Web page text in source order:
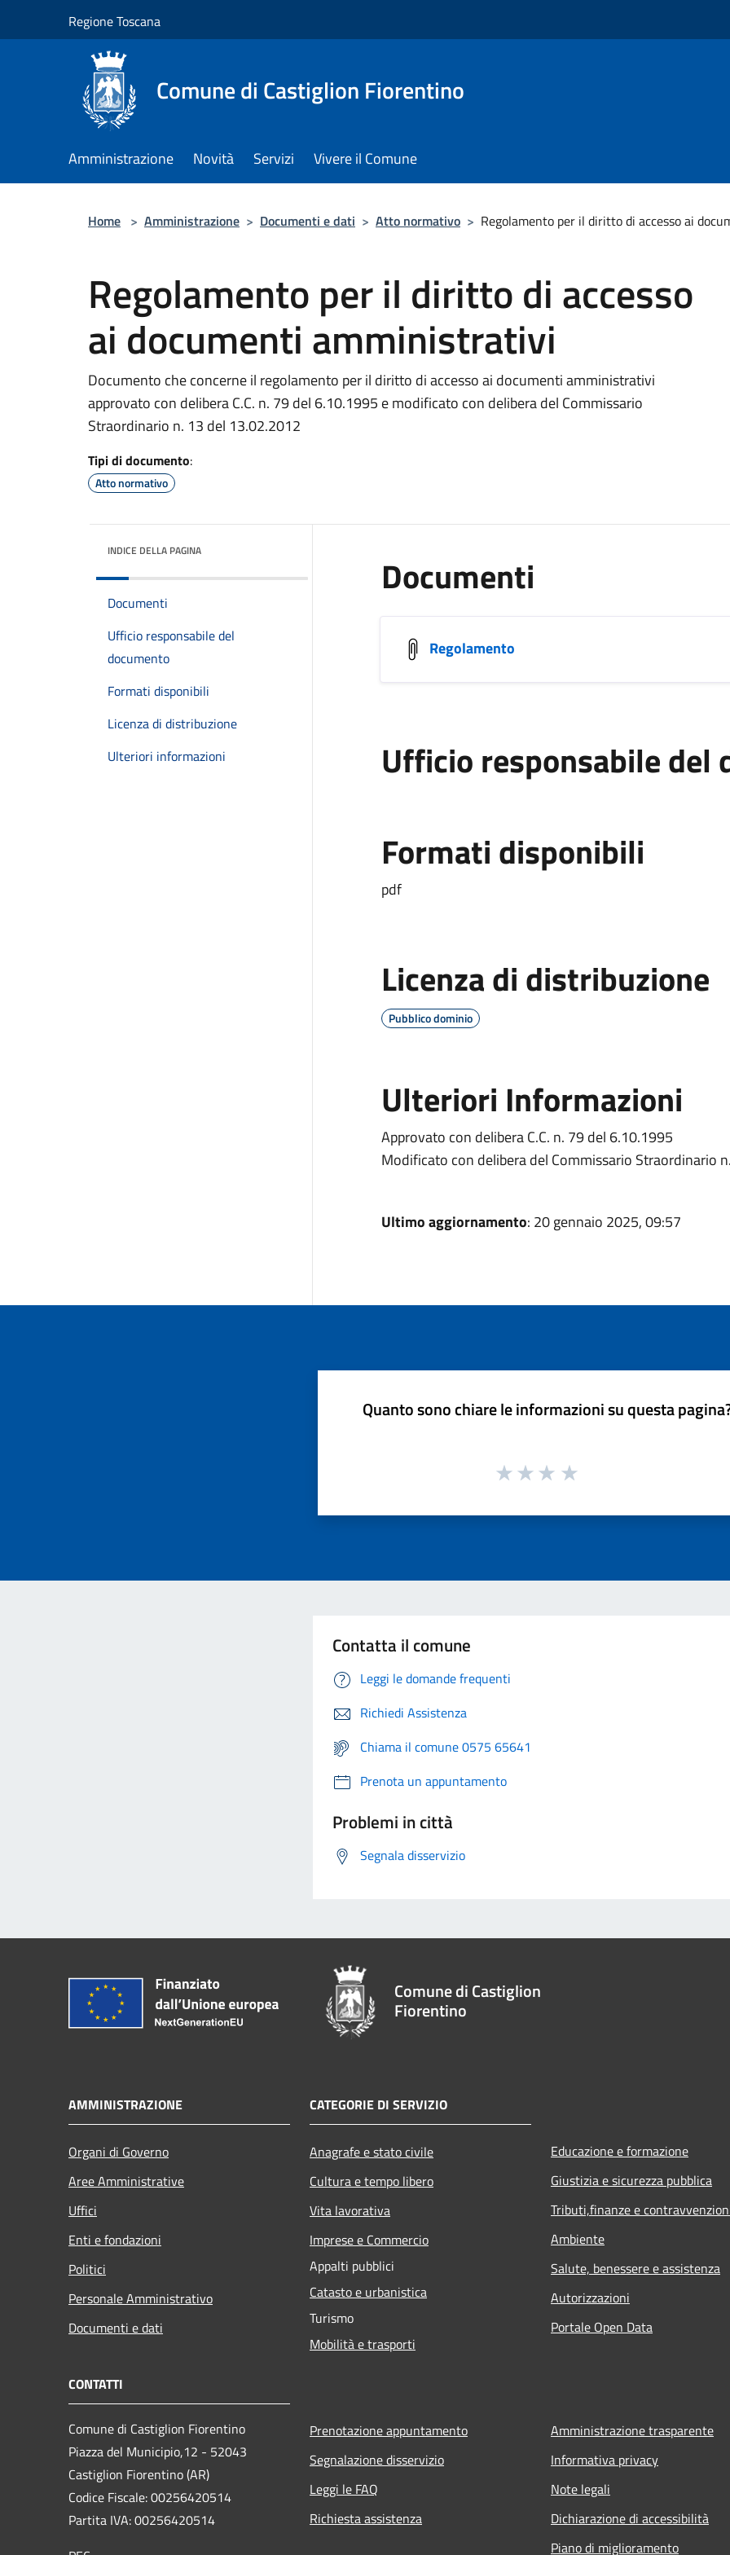
Regione Toscana
Comune di Castiglion Fiorentino
Amministrazione Novità Servizi Vivere il Comune
Home > Amministrazione > Documenti e dati > Atto normativo > Regolamento per il diritto di accesso ai
Regolamento per il diritto di accesso
ai documenti amministrativi
Documento che concerne il regolamento per il diritto di accesso ai documenti amministrativi
approvato con delibera C.C. n. 79 del 6.10.1995 e modificato con delibera del Commissario
Straordinario n. 13 del 13.02.2012
Tipi di documento:
Atto normativo
INDICE DELLA PAGINA
Documenti
Ufficio responsabile del
documento
Formati disponibili
Licenza di distribuzione
Ulteriori informazioni
Documenti
Regolamento
Ufficio responsabile del
Formati disponibili
pdf
Licenza di distribuzione
Pubblico dominio
Ulteriori Informazioni
Approvato con delibera C.C. n. 79 del 6.10.1995
Modificato con delibera del Commissario Straordinario
Ultimo aggiornamento: 20 gennaio 2025, 09:57
Quanto sono chiare le informazioni su questa
Contatta il comune
Leggi le domande frequenti
Richiedi Assistenza
Chiama il comune 0575 65641
Prenota un appuntamento
Problemi in città
Segnala disservizio
Comune di Castiglion
Fiorentino
AMMINISTRAZIONE
Organi di Governo
Aree Amministrative
Uffici
Enti e fondazioni
Politici
Personale Amministrativo
Documenti e dati
CATEGORIE DI SERVIZIO
Anagrafe e stato civile
Cultura e tempo libero
Vita lavorativa
Imprese e Commercio
Appalti pubblici
Catasto e urbanistica
Turismo
Mobilità e trasporti
Educazione e formazione
Giustizia e sicurezza pubblica
Tributi,finanze e
Ambiente
Salute, benessere e assistenza
Autorizzazioni
Portale Open Data
CONTATTI
Comune di Castiglion Fiorentino
Piazza del Municipio,12 - 52043
Castiglion Fiorentino (AR)
Codice Fiscale: 00256420514
Partita IVA: 00256420514
Prenotazione appuntamento
Segnalazione disservizio
Leggi le FAQ
Richiesta assistenza
Amministrazione trasparente
Informativa privacy
Note legali
Dichiarazione di accessibilità
Piano di miglioramento